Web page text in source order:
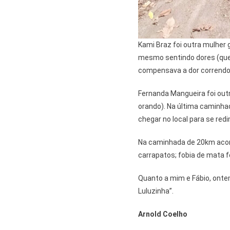
Kami Braz foi outra mulher
mesmo sentindo dores
compensava a dor
Fernanda Mangueira foi
orando). Na última
chegar no local para se
Na caminhada de 20km
carrapatos; fobia de mata
Quanto a mim e Fábio,
Luluzinha”.
Arnold Coelho